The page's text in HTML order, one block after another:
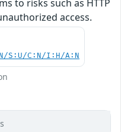
to risks such as HTTP
access.
S:U/C:N/I:H/A:N